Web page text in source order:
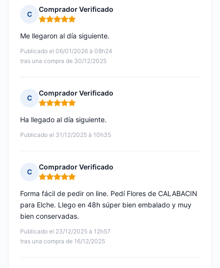
C
Comprador Verificado
Nota: 5 de 5
Publicado el 06/01/2026 à 08h24
tras una compra de 30/12/2025
Me llegaron al día siguiente.
C
Comprador Verificado
Nota: 5 de 5
Publicado el 31/12/2025 à 10h35
Ha llegado al día siguiente.
C
Comprador Verificado
Nota: 5 de 5
Publicado el 23/12/2025 à 12h57
tras una compra de 16/12/2025
Forma fácil de pedir on line. Pedí Flores de CALABACIN
para Elche. Llego en 48h súper bien embalado y muy
bien conservadas.